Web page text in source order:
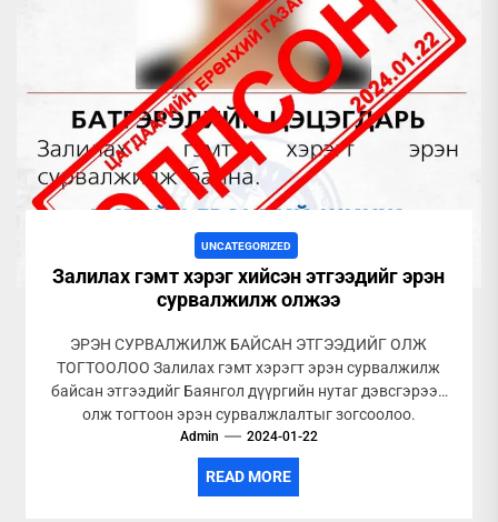
UNCATEGORIZED
Залилах гэмт хэрэг хийсэн этгээдийг эрэн
сурвалжилж олжээ
ЭРЭН СУРВАЛЖИЛЖ БАЙСАН ЭТГЭЭДИЙГ ОЛЖ
ТОГТООЛОО Залилах гэмт хэрэгт эрэн сурвалжилж
байсан этгээдийг Баянгол дүүргийн нутаг дэвсгэрээс
олж тогтоон эрэн сурвалжлалтыг зогсоолоо.
Мэдээлэл ирүүлж, хамтран...
Admin 2024-01-22
READ MORE